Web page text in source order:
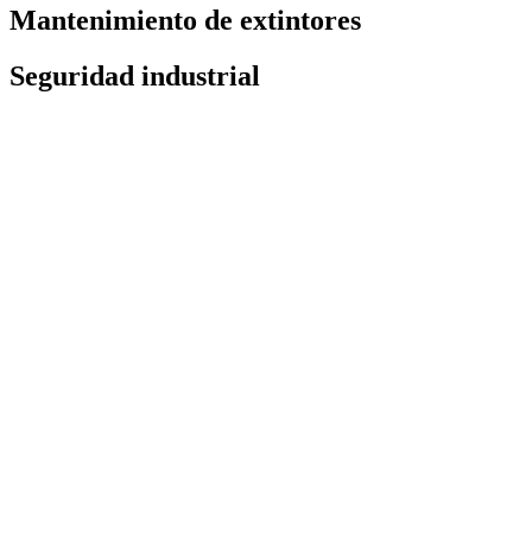
Mantenimiento de extintores
Seguridad industrial